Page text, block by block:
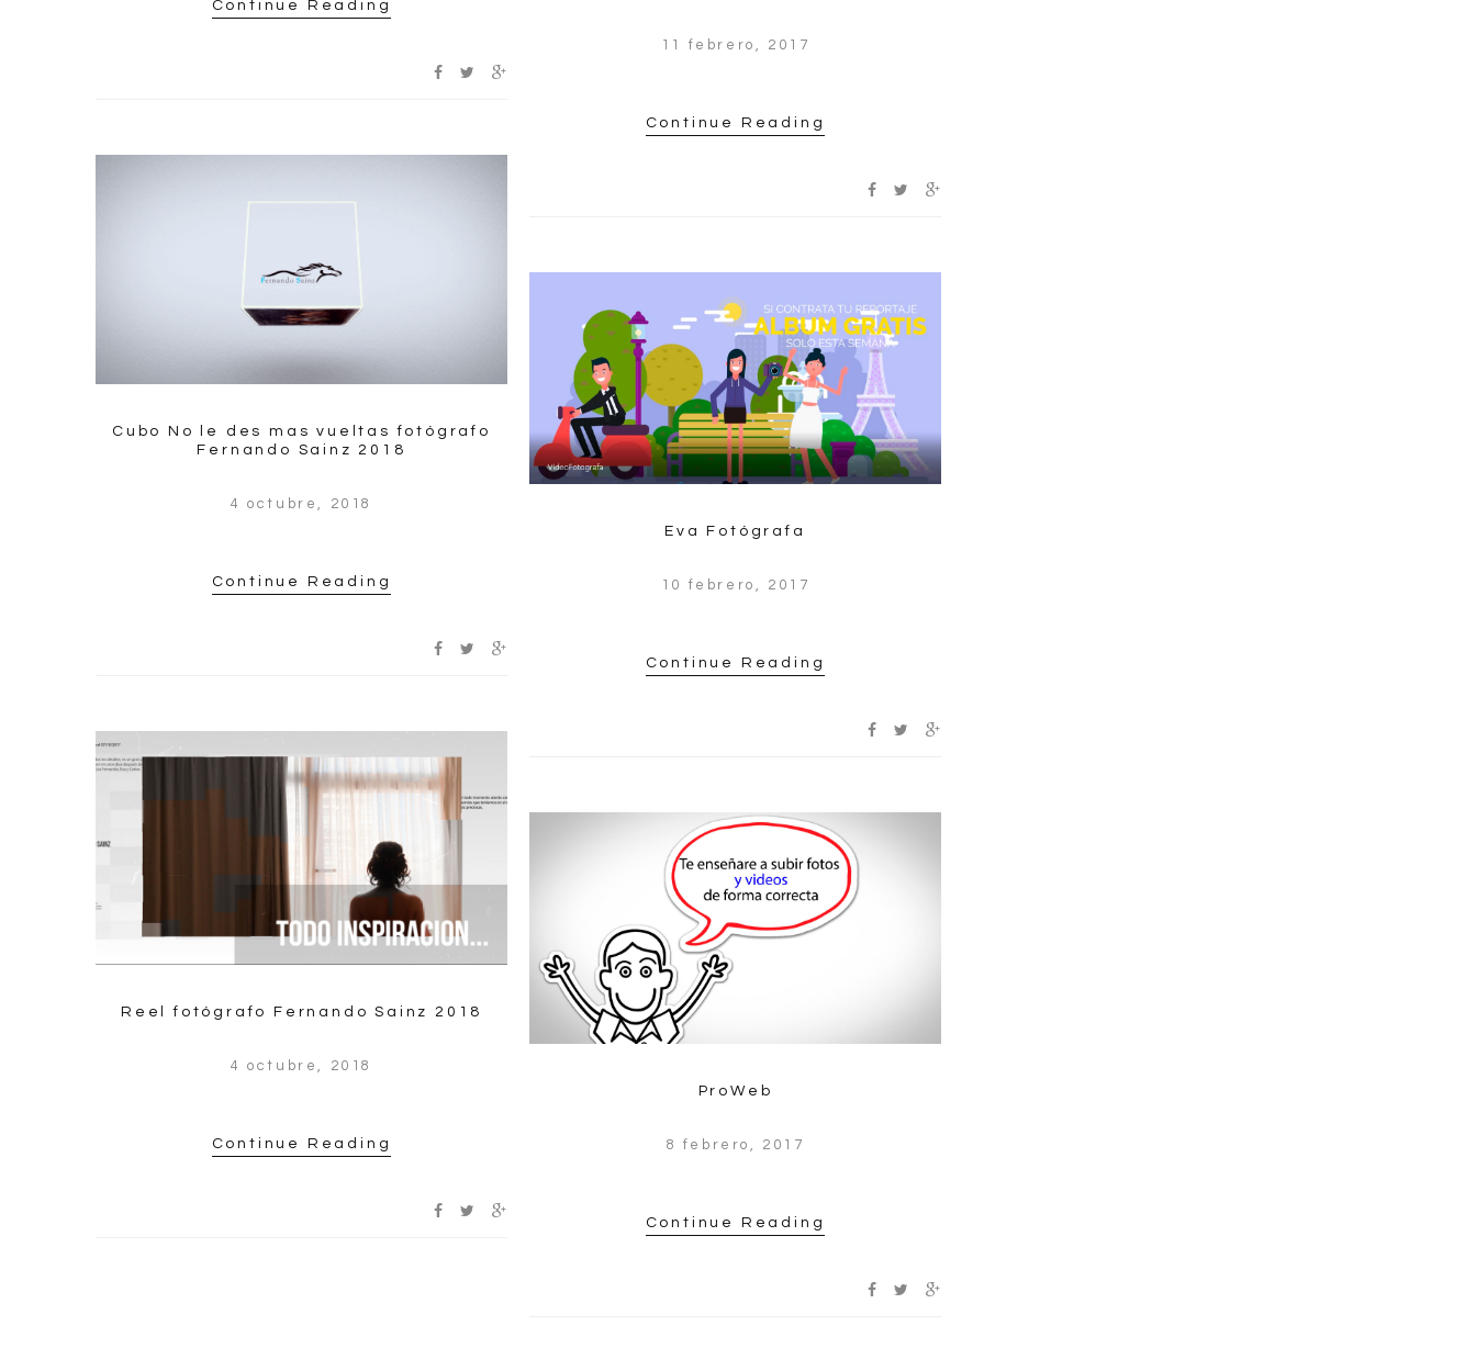
Continue Reading
Cubo No le des mas vueltas fotógrafo
Fernando Sainz 2018
4 octubre, 2018
Continue Reading
Reel fotógrafo Fernando Sainz 2018
4 octubre, 2018
Continue Reading
11 febrero, 2017
Continue Reading
Eva Fotógrafa
10 febrero, 2017
Continue Reading
ProWeb
8 febrero, 2017
Continue Reading